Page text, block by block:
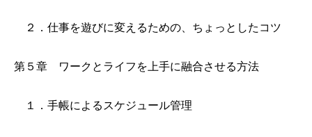
２．仕事を遊びに変えるための、ちょっとしたコツ
第５章 ワークとライフを上手に融合させる方法
１．手帳によるスケジュール管理